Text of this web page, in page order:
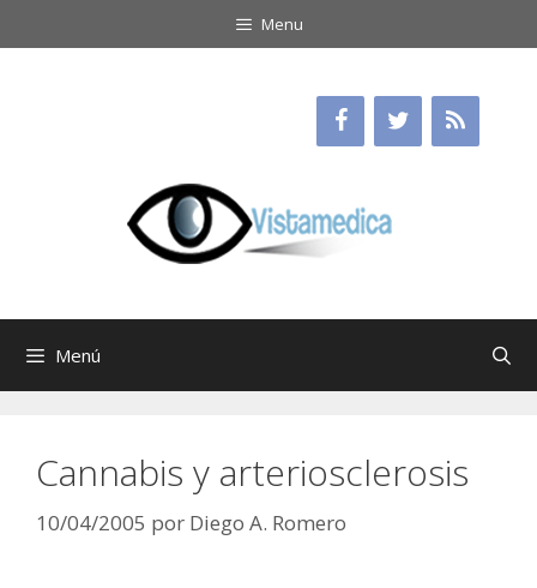
al
Menu
Menú
Cannabis y arteriosclerosis
10/04/2005 por Diego A. Romero